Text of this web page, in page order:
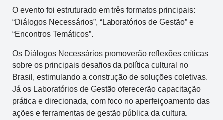
O evento foi estruturado em três formatos principais:
“Diálogos Necessários”, “Laboratórios de Gestão” e
“Encontros Temáticos”.
Os Diálogos Necessários promoverão reflexões críticas
sobre os principais desafios da política cultural no
Brasil, estimulando a construção de soluções coletivas.
Já os Laboratórios de Gestão oferecerão capacitação
prática e direcionada, com foco no aperfeiçoamento das
ações e ferramentas de gestão pública da cultura.